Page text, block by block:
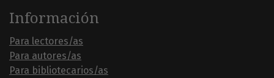
Información
Para lectores/as
Para autores/as
Para bibliotecarios/as